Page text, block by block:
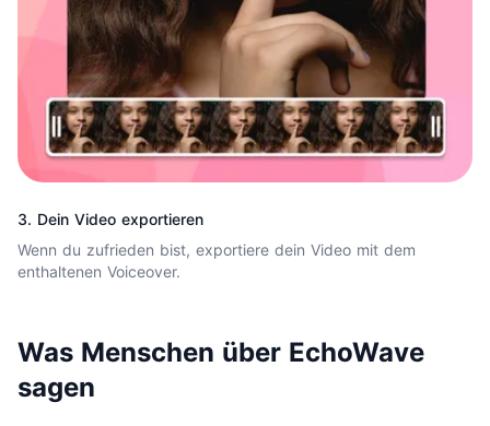
3. Dein Video exportieren
Wenn du zufrieden bist, exportiere dein Video mit dem
enthaltenen Voiceover.
Was Menschen über EchoWave
sagen